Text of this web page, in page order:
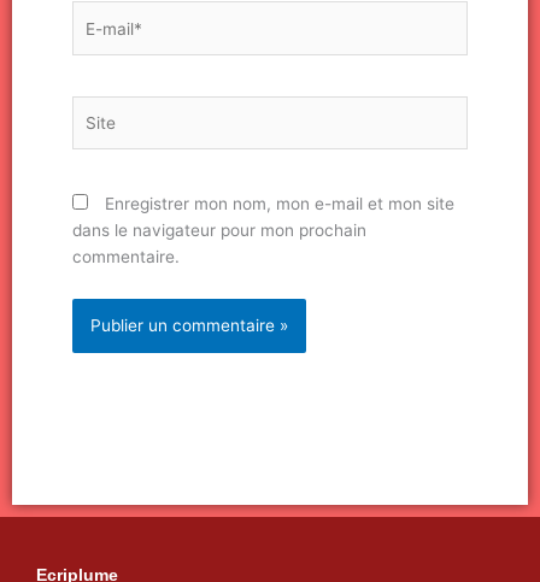
mail*
Enregistrer mon nom, mon e-mail et mon site
dans le navigateur pour mon prochain
commentaire.
Ecriplume